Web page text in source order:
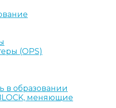
(OPS)
в образовании
меняющие